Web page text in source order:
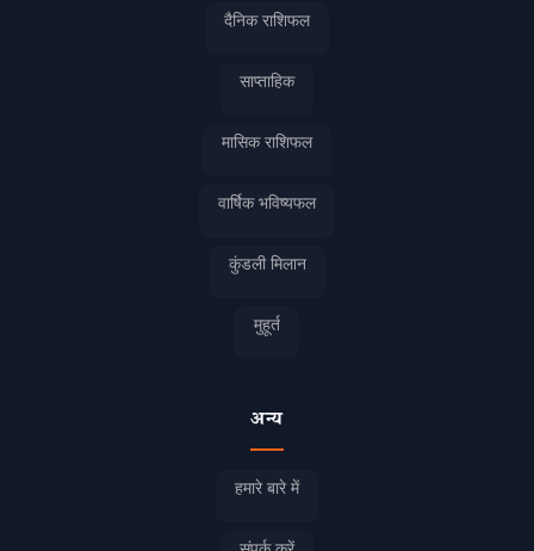
दैनिक राशिफल
साप्ताहिक
मासिक राशिफल
वार्षिक भविष्यफल
कुंडली मिलान
मुहूर्त
अन्य
हमारे बारे में